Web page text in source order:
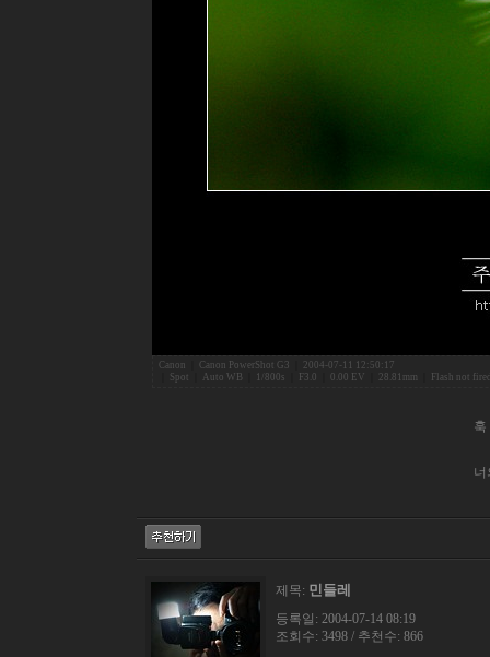
Canon Canon PowerShot G3
2004-07-11 12:50:17
Spot Auto WB 1/800s F3.0 0.00 EV 28.81mm Flash not
훅
너
제목: 민들레
등록일: 2004-07-14 08:19
조회수: 3498 / 추천수: 866